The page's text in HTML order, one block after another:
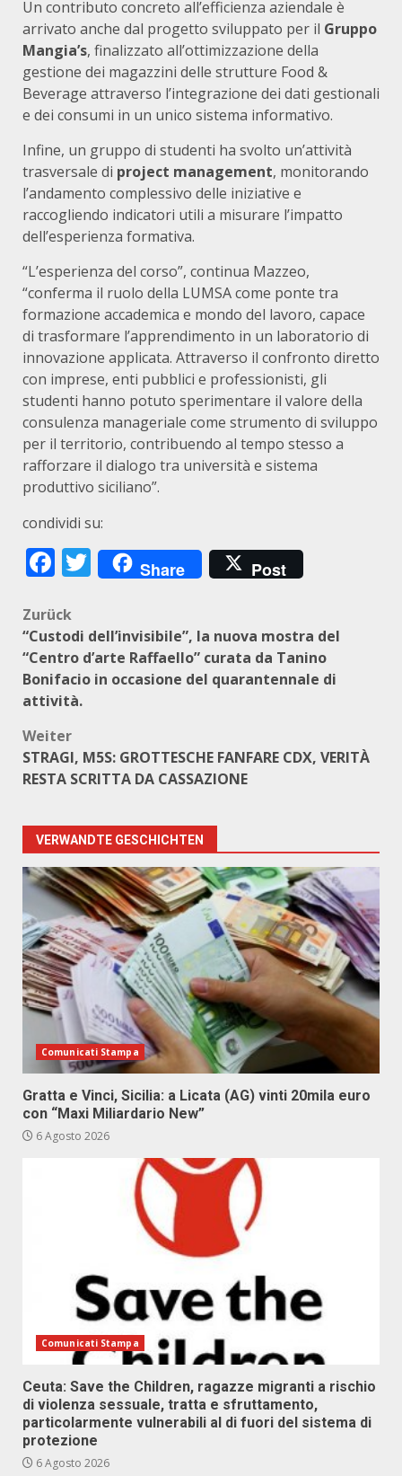
Un contributo concreto all’efficienza aziendale è
arrivato anche dal progetto sviluppato per il Gruppo
Mangia’s, finalizzato all’ottimizzazione della
gestione dei magazzini delle strutture Food &
Beverage attraverso l’integrazione dei dati gestionali
e dei consumi in un unico sistema informativo.
Infine, un gruppo di studenti ha svolto un’attività
trasversale di project management, monitorando
l’andamento complessivo delle iniziative e
raccogliendo indicatori utili a misurare l’impatto
dell’esperienza formativa.
“L’esperienza del corso”, continua Mazzeo,
“conferma il ruolo della LUMSA come ponte tra
formazione accademica e mondo del lavoro, capace
di trasformare l’apprendimento in un laboratorio di
innovazione applicata. Attraverso il confronto diretto
con imprese, enti pubblici e professionisti, gli
studenti hanno potuto sperimentare il valore della
consulenza manageriale come strumento di sviluppo
per il territorio, contribuendo al tempo stesso a
rafforzare il dialogo tra università e sistema
produttivo siciliano”.
condividi su:
Facebook
Twitter
Share Post
Beitragsnavigation
Zurück
“Custodi dell’invisibile”, la nuova mostra del
“Centro d’arte Raffaello” curata da Tanino
Bonifacio in occasione del quarantennale di
attività.
Weiter
STRAGI, M5S: GROTTESCHE FANFARE CDX, VERITÀ
RESTA SCRITTA DA CASSAZIONE
VERWANDTE GESCHICHTEN
Comunicati Stampa
Gratta e Vinci, Sicilia: a Licata (AG) vinti 20mila euro
con “Maxi Miliardario New”
6 Agosto 2026
Comunicati Stampa
Ceuta: Save the Children, ragazze migranti a rischio
di violenza sessuale, tratta e sfruttamento,
particolarmente vulnerabili al di fuori del sistema di
protezione
6 Agosto 2026